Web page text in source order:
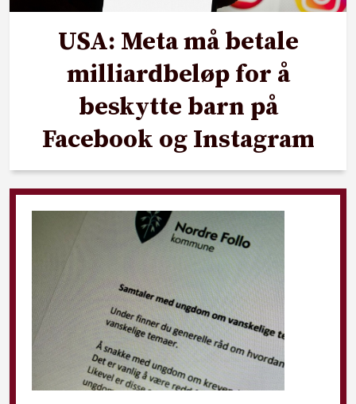
USA: Meta må betale
milliardbeløp for å
beskytte barn på
Facebook og Instagram